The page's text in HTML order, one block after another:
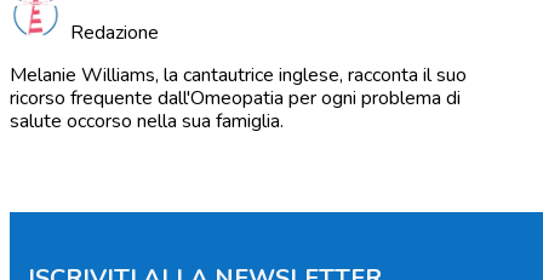
Redazione
Melanie Williams, la cantautrice inglese, racconta il suo
ricorso frequente dall'Omeopatia per ogni problema di
salute occorso nella sua famiglia.